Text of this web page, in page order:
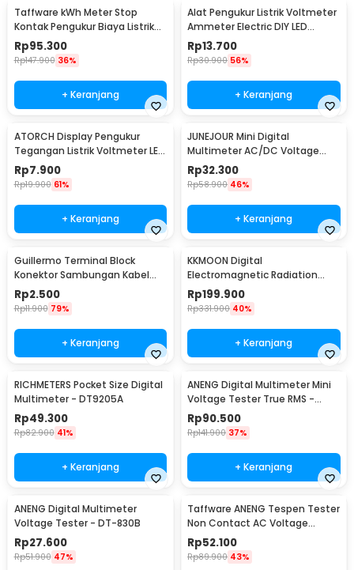
Taffware kWh Meter Stop
Kontak Pengukur Biaya Listrik
Rumah - KWE-PM01
Rp95.300
Rp147.900 36%
+ Keranjang
Alat Pengukur Listrik Voltmeter
Ammeter Electric DIY LED
Display - GN-0117
Rp13.700
Rp30.900 56%
+ Keranjang
ATORCH Display Pengukur
Tegangan Listrik Voltmeter LED
- 123
Rp7.900
Rp19.900 61%
+ Keranjang
JUNEJOUR Mini Digital
Multimeter AC/DC Voltage
Tester 1999 Count - XL830L
Rp32.300
Rp58.900 46%
+ Keranjang
Guillermo Terminal Block
Konektor Sambungan Kabel
Listrik 1 PCS PCT-222 - GTB6
Rp2.500
Rp11.900 79%
+ Keranjang
KKMOON Digital
Electromagnetic Radiation
Field Dosimeter Detector -
ET825
Rp199.900
Rp331.900 40%
+ Keranjang
RICHMETERS Pocket Size Digital
Multimeter - DT9205A
Rp49.300
Rp82.900 41%
+ Keranjang
ANENG Digital Multimeter Mini
Voltage Tester True RMS -
M118A
Rp90.500
Rp141.900 37%
+ Keranjang
ANENG Digital Multimeter
Voltage Tester - DT-830B
Rp27.600
Rp51.900 47%
Taffware ANENG Tespen Tester
Non Contact AC Voltage
Detector 12V-1000V - VC1017
Rp52.100
Rp89.900 43%